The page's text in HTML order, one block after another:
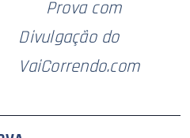
Prova com
Divulgação do
VaiCorrendo.com